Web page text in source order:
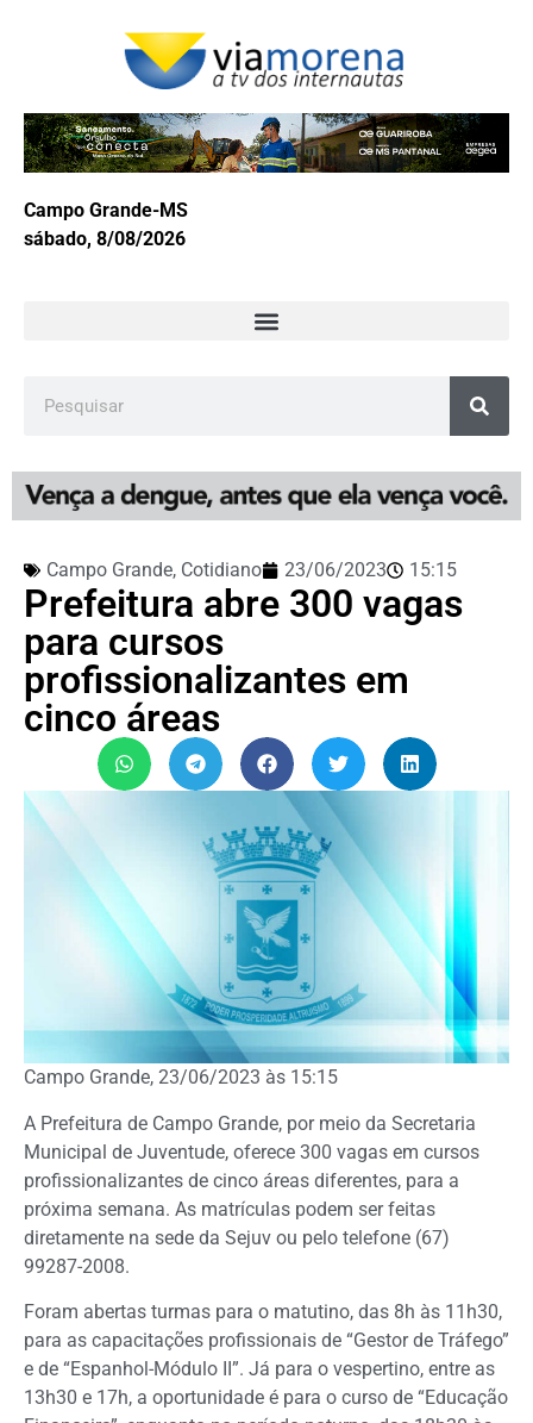
Campo Grande-MS
sábado, 8/08/2026
Campo Grande, Cotidiano 23/06/2023 15:15
Prefeitura abre 300 vagas
para cursos
profissionalizantes em
cinco áreas
Campo Grande, 23/06/2023 às 15:15
A Prefeitura de Campo Grande, por meio da Secretaria
Municipal de Juventude, oferece 300 vagas em cursos
profissionalizantes de cinco áreas diferentes, para a
próxima semana. As matrículas podem ser feitas
diretamente na sede da Sejuv ou pelo telefone (67)
99287-2008.
Foram abertas turmas para o matutino, das 8h às 11h30,
para as capacitações profissionais de “Gestor de Tráfego”
e de “Espanhol-Módulo II”. Já para o vespertino, entre as
13h30 e 17h, a oportunidade é para o curso de “Educação